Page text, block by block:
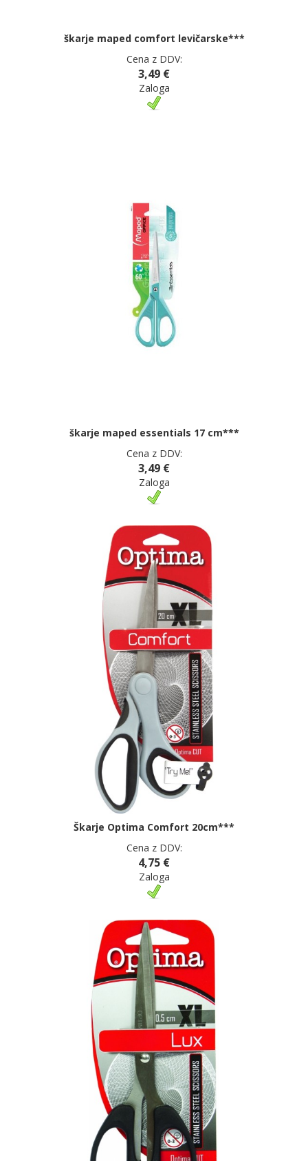
škarje maped comfort levičarske***
Cena z DDV:
3,49 €
Zaloga
škarje maped essentials 17 cm***
Cena z DDV:
3,49 €
Zaloga
Škarje Optima Comfort 20cm***
Cena z DDV:
4,75 €
Zaloga